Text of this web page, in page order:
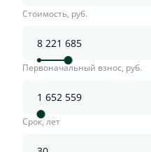
Стоимость, руб.
Первоначальный взнос, руб.
Срок, лет